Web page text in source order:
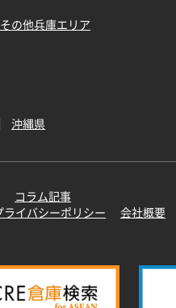
その他兵庫エリア
沖縄県
コラム記事
ライバシーポリシー 会社概要